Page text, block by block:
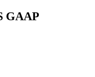
GAAP